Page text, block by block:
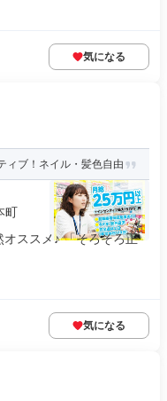
気になる
ィブ！ネイル・髪色自由
町
ススメ♪ 「そろそろ正
気になる